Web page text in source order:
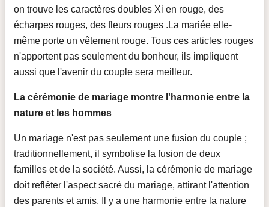
on trouve les caractères doubles Xi en rouge, des
écharpes rouges, des fleurs rouges .La mariée elle-
même porte un vêtement rouge. Tous ces articles rouges
n'apportent pas seulement du bonheur, ils impliquent
aussi que l'avenir du couple sera meilleur.
La cérémonie de mariage montre l'harmonie entre la
nature et les hommes
Un mariage n'est pas seulement une fusion du couple ;
traditionnellement, il symbolise la fusion de deux
familles et de la société. Aussi, la cérémonie de mariage
doit refléter l'aspect sacré du mariage, attirant l'attention
des parents et amis. Il y a une harmonie entre la nature